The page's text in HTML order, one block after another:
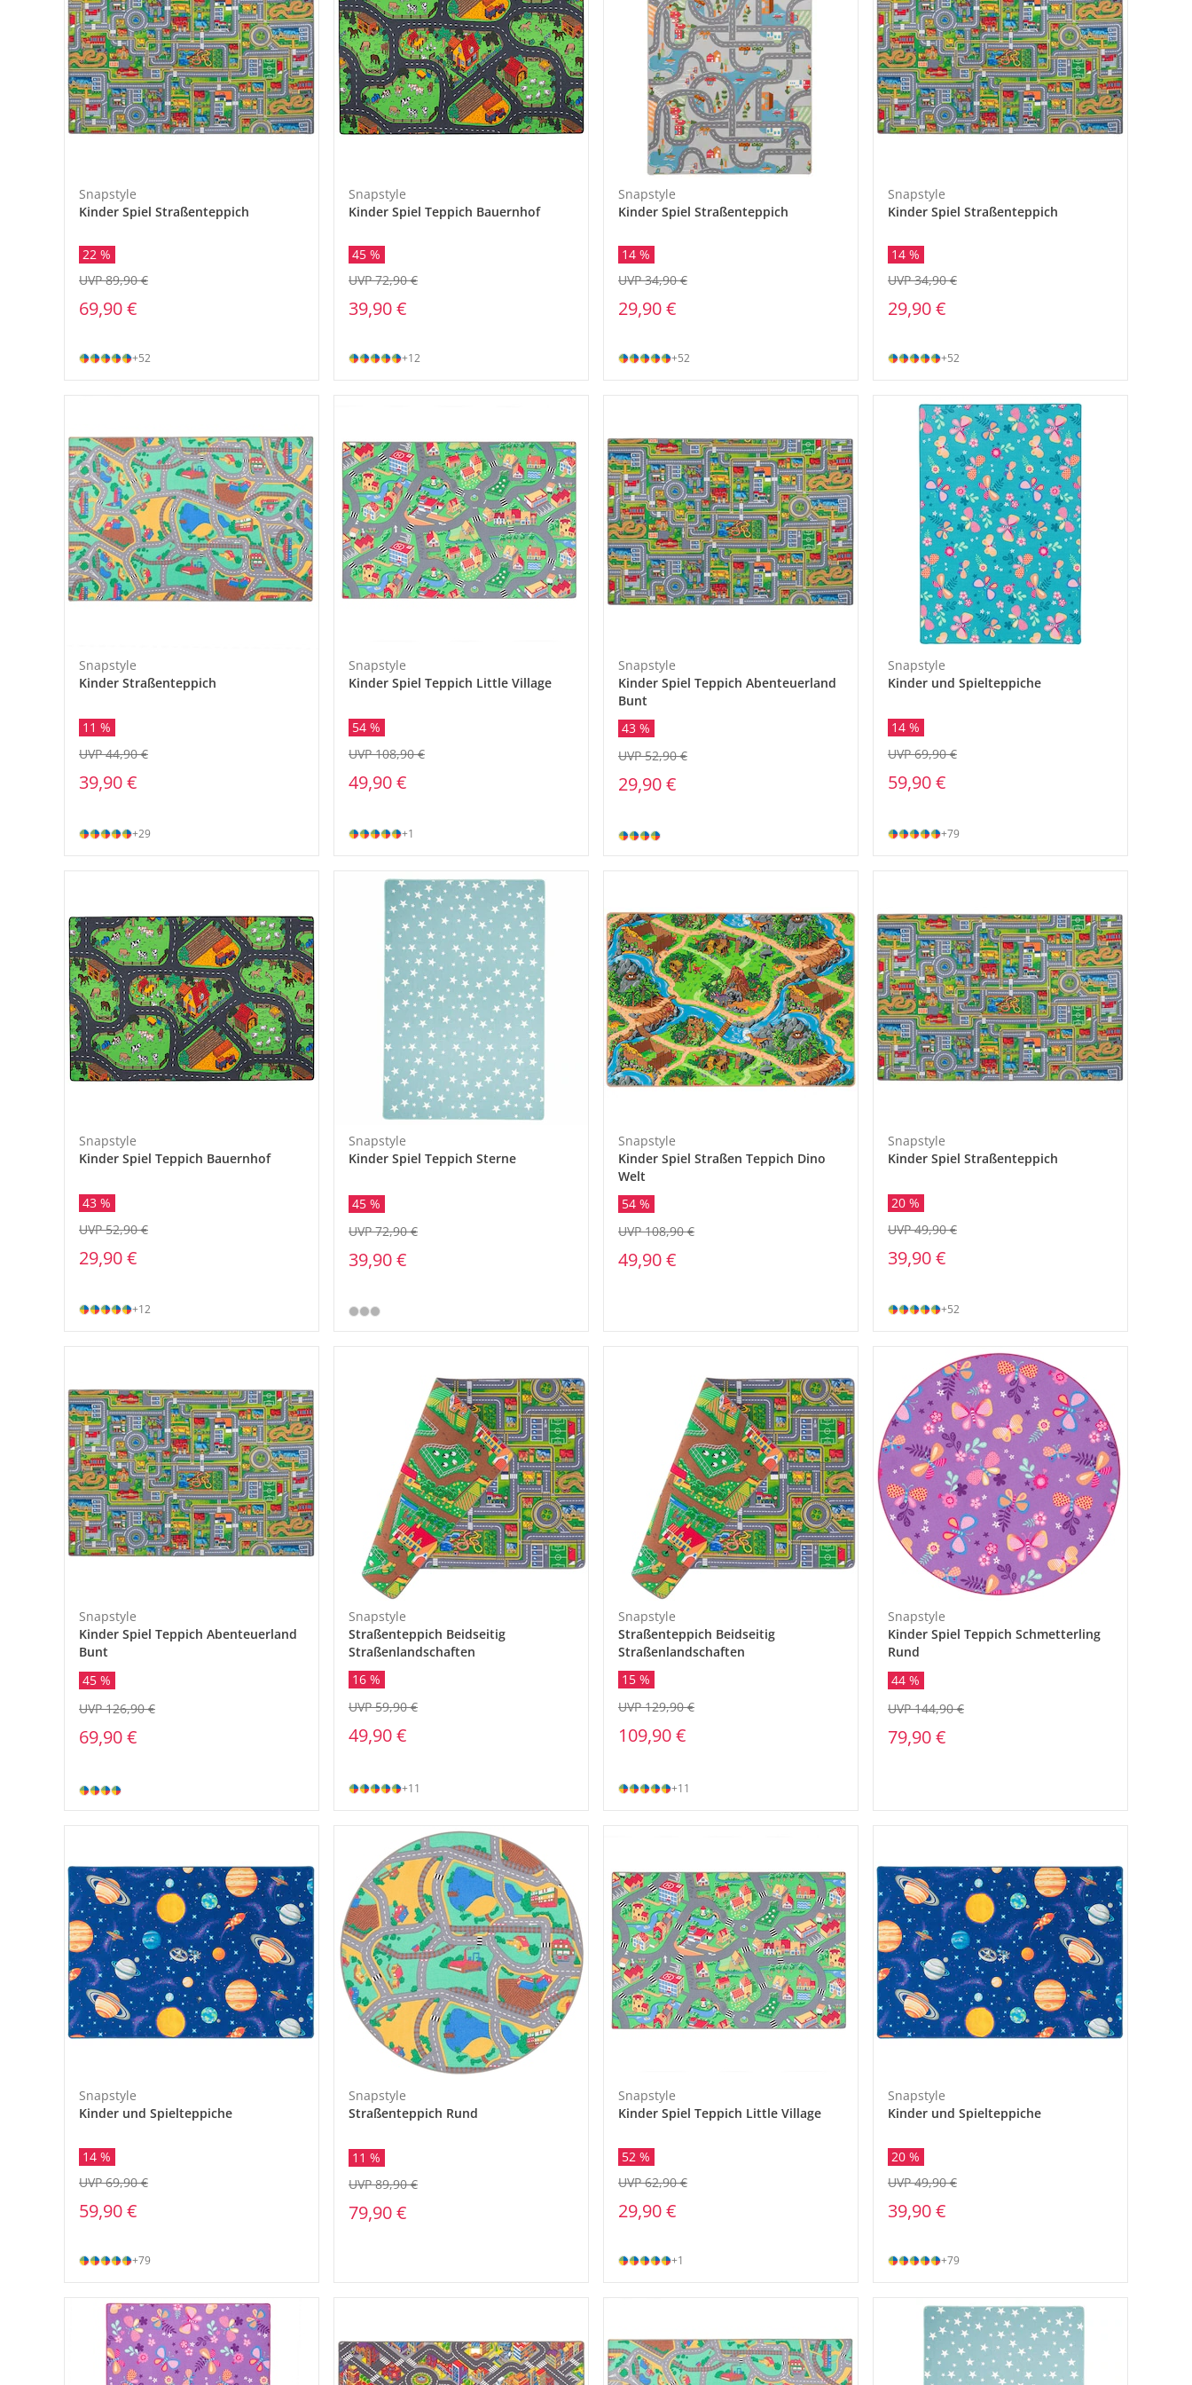
Snapstyle
Kinder Spiel Straßenteppich
22 %
69,90 €
UVP 89,90 €
+52
Snapstyle
Kinder Spiel Teppich Bauernhof
45 %
39,90 €
UVP 72,90 €
+12
Snapstyle
Kinder Spiel Straßenteppich
14 %
29,90 €
UVP 34,90 €
+52
Snapstyle
Kinder Spiel Straßenteppich
14 %
29,90 €
UVP 34,90 €
+52
Snapstyle
Kinder Straßenteppich
11 %
39,90 €
UVP 44,90 €
+29
Snapstyle
Kinder Spiel Teppich Little Village
54 %
49,90 €
UVP 108,90 €
+1
Snapstyle
Kinder Spiel Teppich Abenteuerland
Bunt
43 %
29,90 €
UVP 52,90 €
Snapstyle
Kinder und Spielteppiche
14 %
59,90 €
UVP 69,90 €
+79
Snapstyle
Kinder Spiel Teppich Bauernhof
43 %
29,90 €
UVP 52,90 €
+12
Snapstyle
Kinder Spiel Teppich Sterne
45 %
39,90 €
UVP 72,90 €
Snapstyle
Kinder Spiel Straßen Teppich Dino
Welt
54 %
49,90 €
UVP 108,90 €
Snapstyle
Kinder Spiel Straßenteppich
20 %
39,90 €
UVP 49,90 €
+52
Snapstyle
Kinder Spiel Teppich Abenteuerland
Bunt
45 %
69,90 €
UVP 126,90 €
Snapstyle
Straßenteppich Beidseitig
Straßenlandschaften
16 %
49,90 €
UVP 59,90 €
+11
Snapstyle
Straßenteppich Beidseitig
Straßenlandschaften
15 %
109,90 €
UVP 129,90 €
+11
Snapstyle
Kinder Spiel Teppich Schmetterling
Rund
44 %
79,90 €
UVP 144,90 €
Snapstyle
Kinder und Spielteppiche
14 %
59,90 €
UVP 69,90 €
+79
Snapstyle
Straßenteppich Rund
11 %
79,90 €
UVP 89,90 €
Snapstyle
Kinder Spiel Teppich Little Village
52 %
29,90 €
UVP 62,90 €
+1
Snapstyle
Kinder und Spielteppiche
20 %
39,90 €
UVP 49,90 €
+79